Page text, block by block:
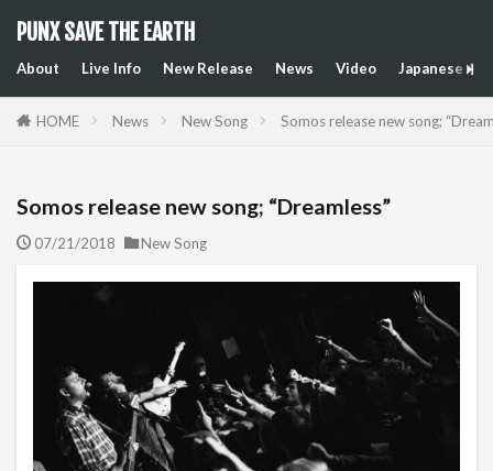
PUNX SAVE THE EARTH
About Live Info New Release News Video Japanese
HOME News New Song Somos release new song;
Somos release new song; “Dreamless”
07/21/2018 New Song